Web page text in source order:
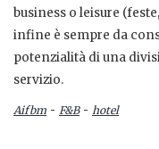
business o leisure
infine è sempre da
potenzialità di una
servizio.
Aifbm - F&B- hotel